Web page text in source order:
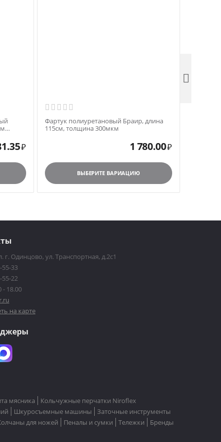
₽
Фартук полиуретановый Браир, длина
115см, толщина 300мкм
1 780.00₽
ВЫБЕРИТЕ ВАРИАЦИЮ

г. Одинцово, ул. Транспортная, д.2с1
55-33
55-22
- 18.00
на карте
мясника
Кольчужные перчатки Niroflex
Шкуросъемные машины
Заточные инструменты
для ножей Пеналы и сумки Тележки
Бренды